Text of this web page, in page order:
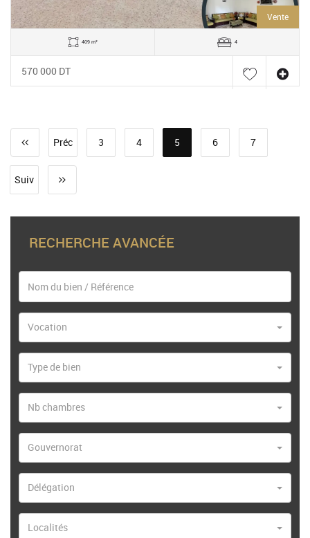
Vente
409 m² 4
570 000 DT
Préc 3 4 5 6 7
Suiv
RECHERCHE AVANCÉE
Vocation
Type de bien
Nb chambres
Gouvernorat
Délégation
Localités